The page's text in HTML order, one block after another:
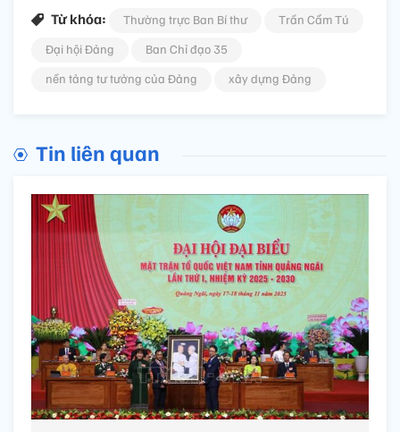
Từ khóa: Thường trực Ban Bí thư
Trần Cẩm Tú
Đại hội Đảng
Ban Chỉ đạo 35
nền tảng tư tưởng của Đảng
xây dựng Đảng
Tin liên quan